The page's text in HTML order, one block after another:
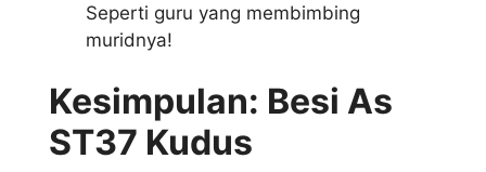
Seperti guru yang membimbing
muridnya!
Kesimpulan: Besi As
ST37 Kudus